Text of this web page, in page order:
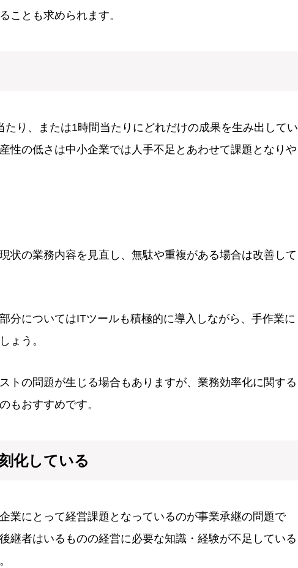
ことも求められます。
り、または1時間当たりにどれだけの成果を生み出してい
性の低さは中小企業では人手不足とあわせて課題となりや
状の業務内容を見直し、無駄や重複がある場合は改善して
分についてはITツールも積極的に導入しながら、手作業に
ょう。
トの問題が生じる場合もありますが、業務効率化に関する
もおすすめです。
化している
業にとって経営課題となっているのが事業承継の問題で
継者はいるものの経営に必要な知識・経験が不足している